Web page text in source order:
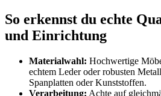
So erkennst du echte
und Einrichtung
Materialwahl: Hochwertige
echtem Leder oder robusten
Spanplatten oder Kunststoffen.
Verarbeitung: Achte auf